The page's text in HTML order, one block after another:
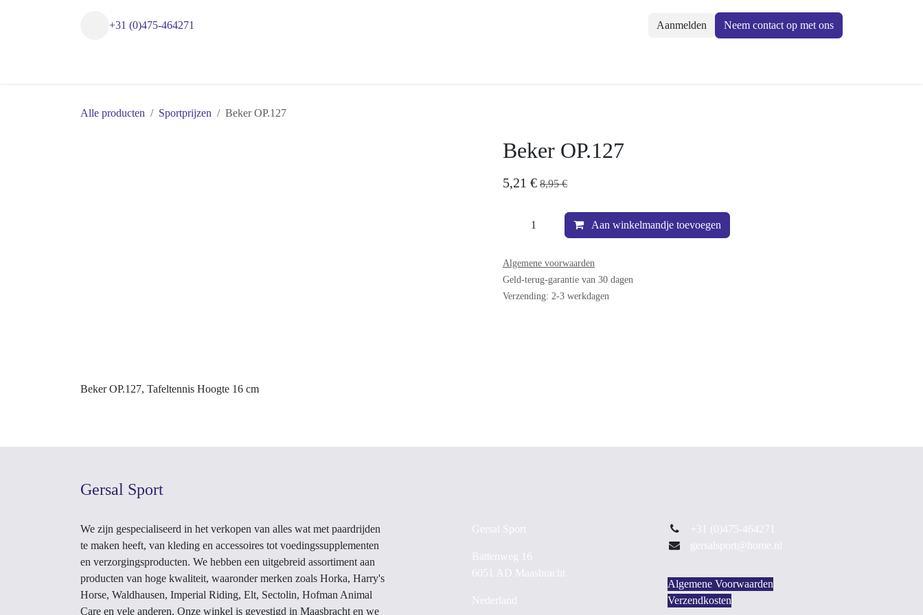
+31 (0)475-464271
Aanmelden Neem contact op met ons
Alle producten Sportprijzen Beker OP.127
Beker OP.127
5,21 € 8,95€
Aan winkelmandje toevoegen
Algemene voorwaarden
Geld-terug-garantie van 30 dagen
Verzending: 2-3 werkdagen
Beker OP.127, Tafeltennis Hoogte 16 cm
Gersal Sport
We zijn gespecialiseerd in het verkopen van alles wat met
paardrijden te maken heeft, van kleding en accessoires tot
voedingssupplementen en verzorgingsproducten. We
hebben een uitgebreid assortiment aan producten van hoge
kwaliteit, waaronder merken zoals Horka, Harry's Horse,
Waldhausen, Imperial Riding, Elt, Sectolin, Hofman Animal
Gersal Sport
Battenweg 16
6051 AD Maasbracht
Nederland
+31 (0)475-464271
gersalsport@home.nl
Algemene Voorwaarden
Verzendkosten